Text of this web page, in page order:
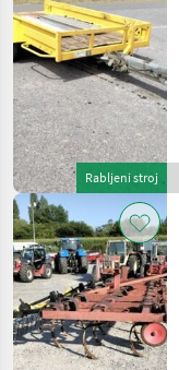
Rabljeni stroj